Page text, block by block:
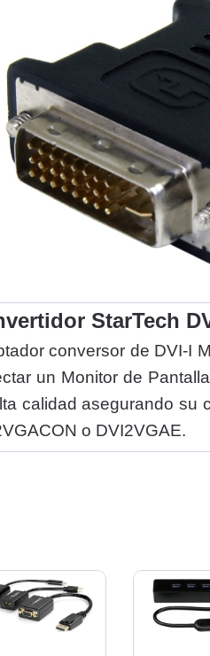
StarTech
conversor de DVI-I
un Monitor de
calidad asegurando su
o DVI2VGAE.